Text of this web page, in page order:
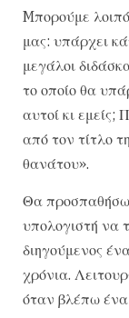
Mπορούμε
μας: υπάρχει
μεγάλοι
το οποίο θα
αυτοί κι εμείς;
από τον τίτλο
θανάτου».
Θα προσπαθήσω
υπολογιστή να
διηγούμενος
χρόνια.
όταν βλέπω